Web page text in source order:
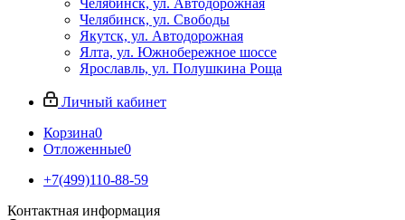
Челябинск, ул. Автодорожная
Челябинск, ул. Свободы
Якутск, ул. Автодорожная
Ялта, ул. Южнобережное шоссе
Ярославль, ул. Полушкина Роща
Личный кабинет
Корзина0
Отложенные0
+7(499)110-88-59
Контактная информация